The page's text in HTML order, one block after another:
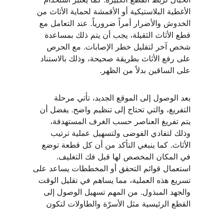
الأغطية البلاستيكية أو الأقمشة لحماية الأثاث من
الخدوش والأضرار أمراً ضرورياً. عند التعامل مع
قطع الأثاث الثقيلة، يجب أن يتم ذلك بمساعدة
شخص آخر لتقليل خطر الإصابات. مع الحرص
على رفع الأثاث بطريقة صحيحة، وذلك بالاستناد
على الساقين بدلاً من الظهر.
بعد الوصول إلى الموقع الجديد، تأتي مرحلة
التفريغ، والتي تحتاج إلى تنظيم واضح. يفضل أن
يتم تفريغ العناصر حسب الغرف المستهدفة،
وذلك لتفادي الفوضى ولتسهيل عملية ترتيب
الأثاث. كما ينبغي التأكد من أن كل قطعة توضع
في المكان المخصص لها قبل فك التغليف.
استعمال قوائم التحقق أو المخططات يساعد على
تسريع هذه العملية، مما يساهم في تقليل الوقت
والجهد المبذول. من المهم تسهيل الوصول إلى
القطع الرئيسية مثل الأسرّة والطاولات لتكون